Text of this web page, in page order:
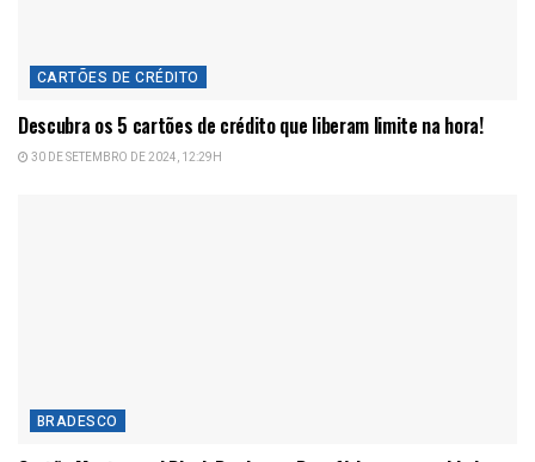
CARTÕES DE CRÉDITO
Descubra os 5 cartões de crédito que liberam limite na hora!
30 DE SETEMBRO DE 2024, 12:29H
BRADESCO